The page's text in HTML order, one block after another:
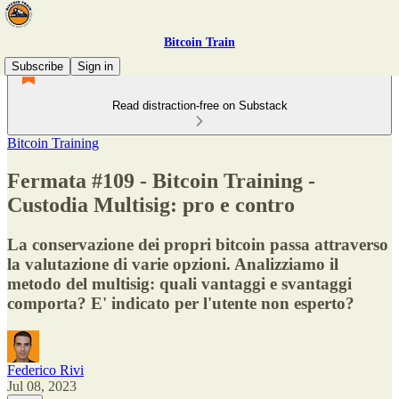
Bitcoin Train
Subscribe
Sign in
Read distraction-free on Substack
Bitcoin Training
Fermata #109 - Bitcoin Training -
Custodia Multisig: pro e contro
La conservazione dei propri bitcoin passa attraverso
la valutazione di varie opzioni. Analizziamo il
metodo del multisig: quali vantaggi e svantaggi
comporta? E' indicato per l'utente non esperto?
Federico Rivi
Jul 08, 2023